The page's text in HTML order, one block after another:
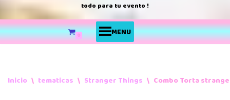
todo para tu evento !
0 MENU
Inicio \ tematicas \ Stranger Things \ Combo Torta